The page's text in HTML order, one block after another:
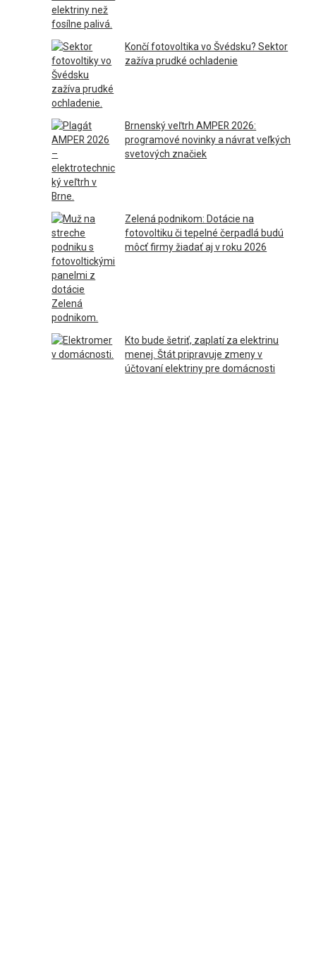
Končí fotovoltika vo Švédsku? Sektor
zažíva prudké ochladenie
Brnenský veľtrh AMPER 2026:
programové novinky a návrat veľkých
svetových značiek
Zelená podnikom: Dotácie na
fotovoltiku či tepelné čerpadlá budú
môcť firmy žiadať aj v roku 2026
Kto bude šetriť, zaplatí za elektrinu
menej. Štát pripravuje zmeny v
účtovaní elektriny pre domácnosti